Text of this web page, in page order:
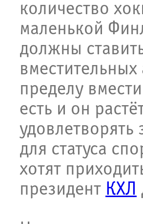
количество
маленькой
должны
пределу
есть и он
для статуса
хотят
президент КХЛ